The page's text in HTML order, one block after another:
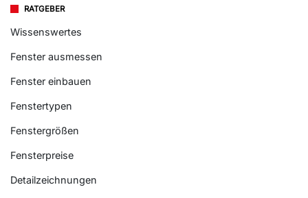
RATGEBER
Wissenswertes
Fenster ausmessen
Fenster einbauen
Fenstertypen
Fenstergrößen
Fensterpreise
Detailzeichnungen